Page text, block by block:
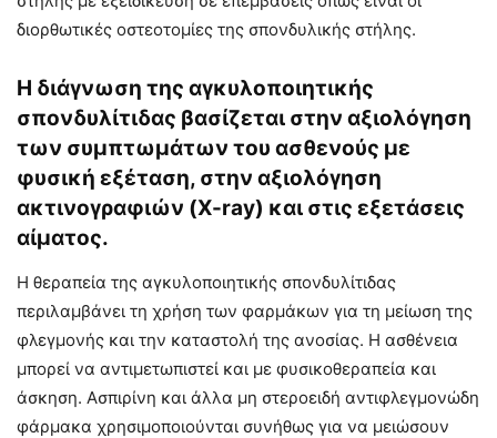
διορθωτικές οστεοτομίες της σπονδυλικής στήλης.
Η διάγνωση της αγκυλοποιητικής
σπονδυλίτιδας βασίζεται στην αξιολόγηση
των συμπτωμάτων του ασθενούς με
φυσική εξέταση, στην αξιολόγηση
ακτινογραφιών (X-ray) και στις εξετάσεις
αίματος.
Η θεραπεία της αγκυλοποιητικής σπονδυλίτιδας
περιλαμβάνει τη χρήση των φαρμάκων για τη μείωση της
φλεγμονής και την καταστολή της ανοσίας. Η ασθένεια
μπορεί να αντιμετωπιστεί και με φυσικοθεραπεία και
άσκηση. Ασπιρίνη και άλλα μη στεροειδή αντιφλεγμονώδη
φάρμακα χρησιμοποιούνται συνήθως για να μειώσουν